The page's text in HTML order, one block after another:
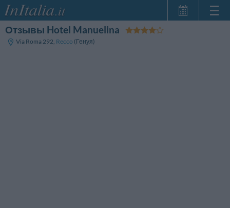
Главная
Отзывы Hotel Manuelina
Via Roma 292, Recco (Генуя)